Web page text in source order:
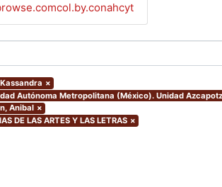
×
Autónoma Metropolitana (México). Unidad
Anibal ×
DE LAS ARTES Y LAS LETRAS ×